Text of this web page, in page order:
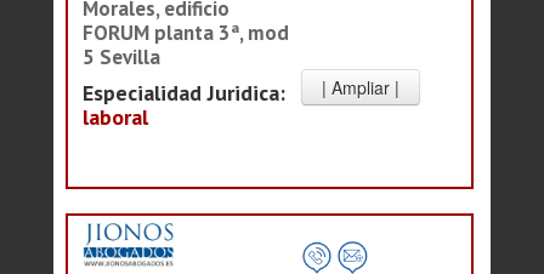
Morales, edificio
FORUM planta 3ª, mod
5 Sevilla
Especialidad Juridica:
laboral